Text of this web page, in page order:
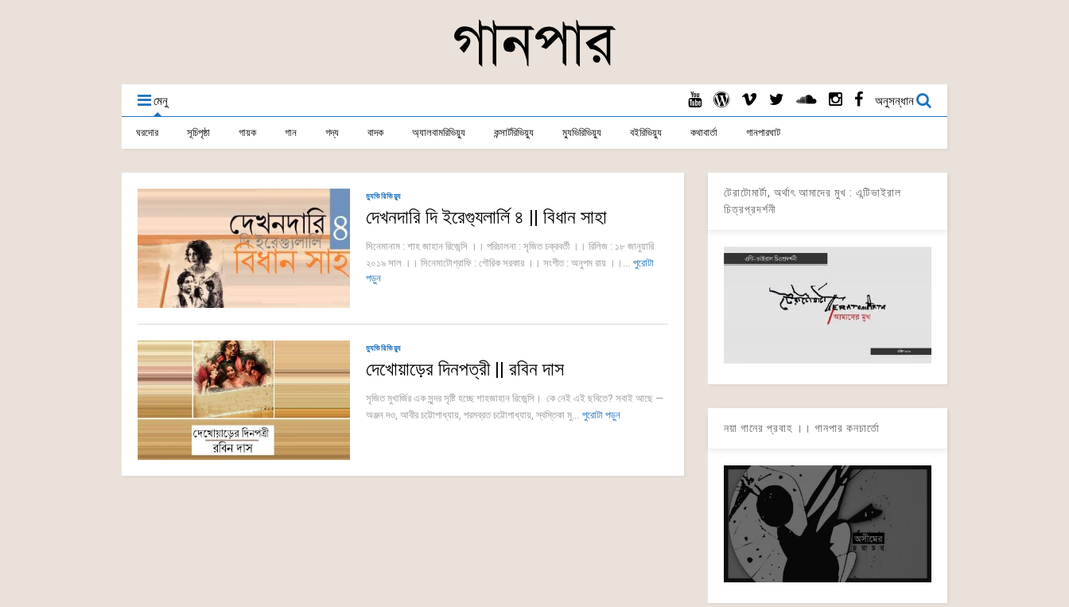
মেনু অনুসন্ধান
ঘরদোর সূচিপৃষ্ঠা গায়ক গান গদ্য বাদক অ্যালবামরিভিয়্যু কন্সার্টরিভিয়্যু ম্যুভিরিভিয়্যু বইরিভিয়্যু কথাবার্তা গানপারঘাট
ম্যুভিরিভিয়্যু
দেখনদারি দি ইরেগ্যুলার্লি ৪ || বিধান সাহা
সিনেমানাম : শাহ জাহান রিজেন্সি ।। পরিচালনা : সৃজিত চক্রবর্তী ।। রিলিজ : ১৮ জানুয়ারি
২০১৯ সাল ।। সিনেমাটোগ্রাফি : গৌরিক সরকার ।। সংগীত : অনুপম রায় ।।... পুরোটা
পড়ুন
ম্যুভিরিভিয়্যু
দেখোয়াড়ের দিনপত্রী || রবিন দাস
সৃজিত মুখার্জির এক সুন্দর সৃষ্টি হচ্ছে শাহজাহান রিজেন্সি। কে নেই এই ছবিতে? সবাই আছে —
অঞ্জন দও, আবীর চট্টোপাধ্যায়, পরমব্রত চট্টোপাধ্যায়, স্বস্তিকা মু... পুরোটা পড়ুন
টেরাটোমার্টা, অর্থাৎ আমাদের মুখ : এন্টিভাইরাল
চিত্রপ্রদর্শনী
নয়া গানের প্রবাহ ।। গানপার কনচার্তো